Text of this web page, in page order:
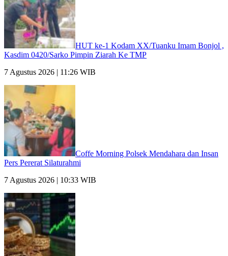
HUT ke-1 Kodam XX/Tuanku Imam Bonjol ,
Kasdim 0420/Sarko Pimpin Ziarah Ke TMP
7 Agustus 2026 | 11:26 WIB
Coffe Morning Polsek Mendahara dan Insan
Pers Pererat Silaturahmi
7 Agustus 2026 | 10:33 WIB